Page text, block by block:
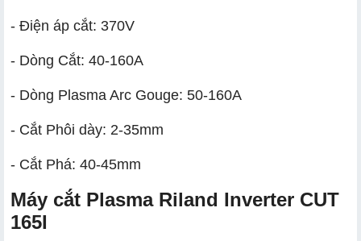
- Điện áp cắt: 370V
- Dòng Cắt: 40-160A
- Dòng Plasma Arc Gouge: 50-160A
- Cắt Phôi dày: 2-35mm
- Cắt Phá: 40-45mm
Máy cắt Plasma Riland Inverter CUT
165I